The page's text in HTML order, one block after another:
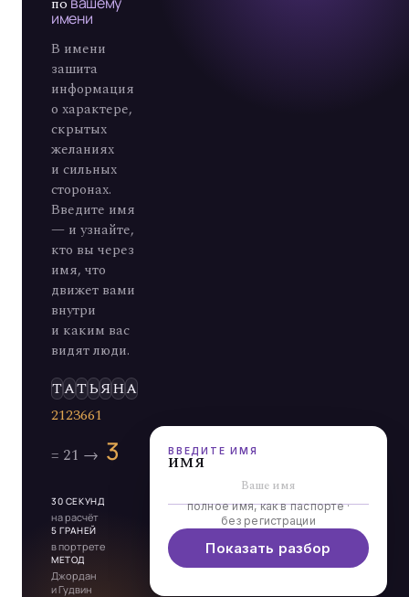
имени
В имени
зашита
информация
о характере,
скрытых
желаниях
и сильных
сторонах.
Введите имя
— и узнайте,
кто вы через
имя, что
движет вами
внутри
и каким вас
видят люди.
ЭЛЬ
30 СЕКУНД
на расчёт
5 ГРАНЕЙ
в портрете
МЕТОД
Джордан
и Гудвин
ВВЕДИТЕ ИМЯ
имя
полное имя, как в паспорте ·
без регистрации
Показать разбор